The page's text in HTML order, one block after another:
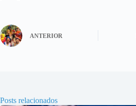
ANTERIOR
Posts relacionados